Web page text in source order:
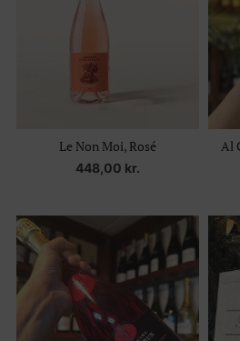
Le Non Moi, Rosé
448,00 kr.
Al